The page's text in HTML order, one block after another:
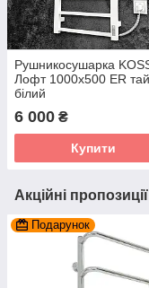
Рушникосушарка
Лофт 1000х500 ER
білий
6 000 ₴
Купити
Акційні
Подарунок